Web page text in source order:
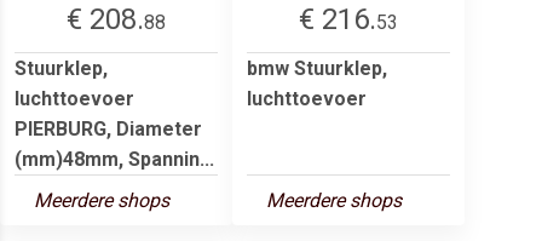
€ 208.88
Stuurklep,
luchttoevoer
PIERBURG, Diameter
(mm)48mm, Spannin...
Meerdere shops
€ 216.53
bmw Stuurklep,
luchttoevoer
Meerdere shops